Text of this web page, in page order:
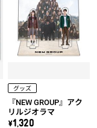
グッズ
『NEW GROUP』アク
リルジオラマ
\1,320